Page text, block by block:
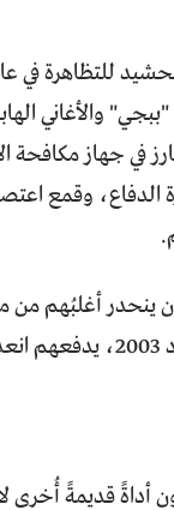
للتظاهرة في
والأغاني
في جهاز
الدفاع، وقمع
ينحدر أغلبُهم من
أداةً قديمةً